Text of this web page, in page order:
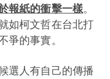
報紙的衝擊一樣。
如柯文哲在台北打
爭的事實。
選人有自己的傳播